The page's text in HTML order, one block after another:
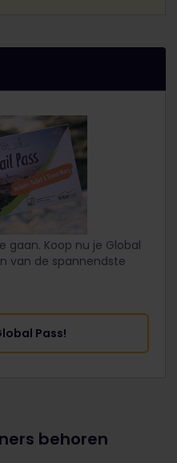
gaan. Koop nu je Global
van de spannendste
Pass!
behoren